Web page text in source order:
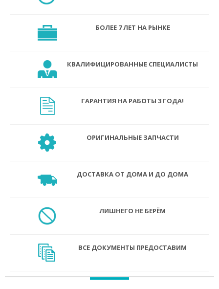
БОЛЕЕ 7 ЛЕТ НА РЫНКЕ
КВАЛИФИЦИРОВАННЫЕ СПЕЦИАЛИСТЫ
ГАРАНТИЯ НА РАБОТЫ 3 ГОДА!
ОРИГИНАЛЬНЫЕ ЗАПЧАСТИ
ДОСТАВКА ОТ ДОМА И ДО ДОМА
ЛИШНЕГО НЕ БЕРЁМ
ВСЕ ДОКУМЕНТЫ ПРЕДОСТАВИМ